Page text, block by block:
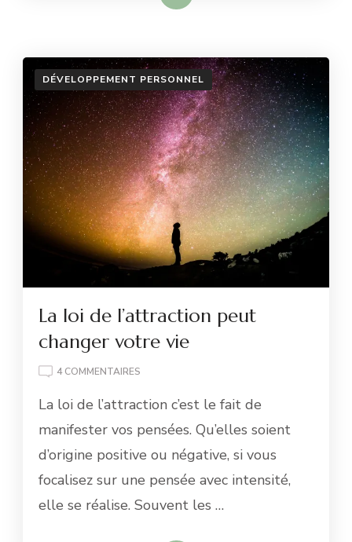
DÉVELOPPEMENT PERSONNEL
La loi de l’attraction peut
changer votre vie
4 COMMENTAIRES
LOI
L’ATTRACTION
PEUT
VOTRE
VIE
La loi de l’attraction c’est le fait de
manifester vos pensées. Qu’elles soient
d’origine positive ou négative, si vous
focalisez sur une pensée avec intensité,
elle se réalise. Souvent les …